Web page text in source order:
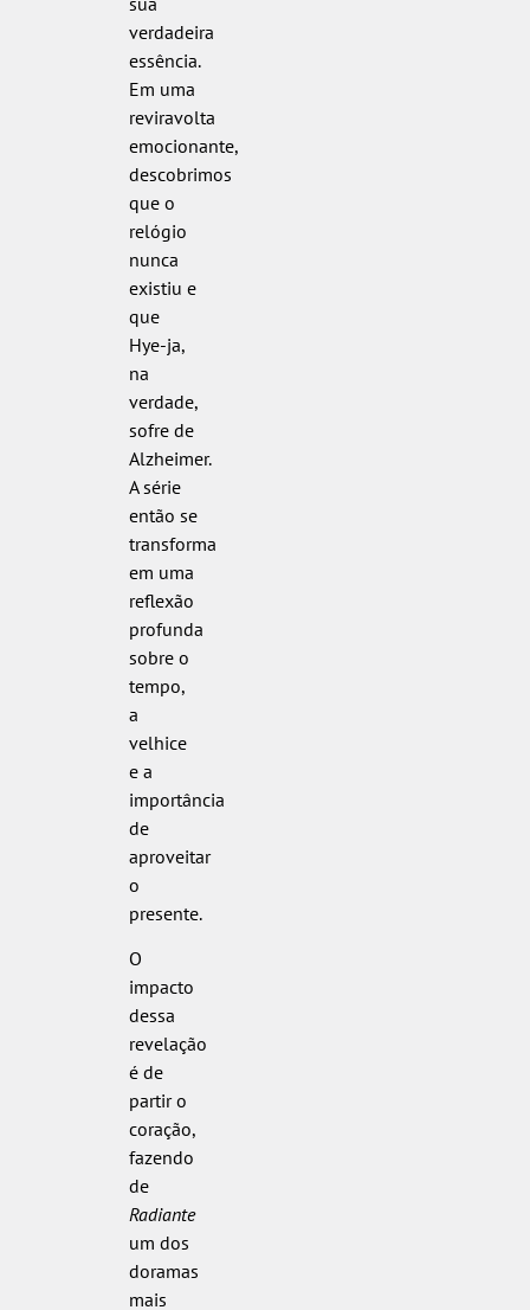
verdadeira
essência.
Em uma
reviravolta
emocionante,
descobrimos
que o
relógio
nunca
existiu e
que
Hye-ja,
na
verdade,
sofre de
Alzheimer.
A série
então se
transforma
em uma
reflexão
profunda
sobre o
tempo,
a
velhice
e a
importância
de
aproveitar
o
presente.
O
impacto
dessa
revelação
é de
partir o
coração,
fazendo
de
Radiante
um dos
doramas
mais